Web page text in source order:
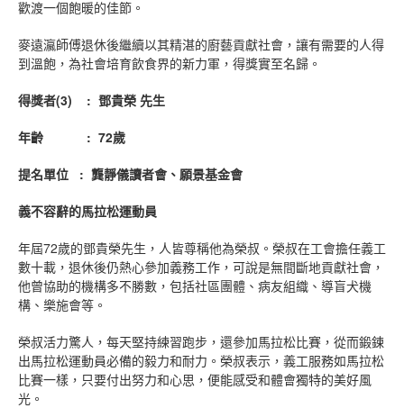
歡渡一個飽暖的佳節。
麥遠瀛師傅退休後繼續以其精湛的廚藝貢獻社會，讓有需要的人得
到溫飽，為社會培育飲食界的新力軍，得獎實至名歸。
得獎者(3) : 鄧貴榮 先生
年齡 : 72歲
提名單位 : 龔靜儀讀者會、願景基金會
義不容辭的馬拉松運動員
年屆72歲的鄧貴榮先生，人皆尊稱他為榮叔。榮叔在工會擔任義工
數十載，退休後仍熱心參加義務工作，可說是無間斷地貢獻社會，
他曾協助的機構多不勝數，包括社區團體、病友組織、導盲犬機
構、樂施會等。
榮叔活力驚人，每天堅持練習跑步，還參加馬拉松比賽，從而鍛鍊
出馬拉松運動員必備的毅力和耐力。榮叔表示，義工服務如馬拉松
比賽一樣，只要付出努力和心思，便能感受和體會獨特的美好風
光。